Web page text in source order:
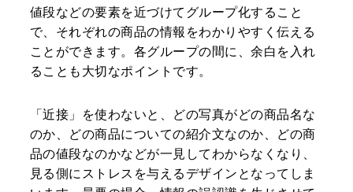
値段などの要素を近づけてグループ化すること
で、それぞれの商品の情報をわかりやすく伝える
ことができます。各グループの間に、余白を入れ
ることも大切なポイントです。
「近接」を使わないと、どの写真がどの商品名な
のか、どの商品についての紹介文なのか、どの商
品の値段なのかなどが一見してわからなくなり、
見る側にストレスを与えるデザインとなってしま